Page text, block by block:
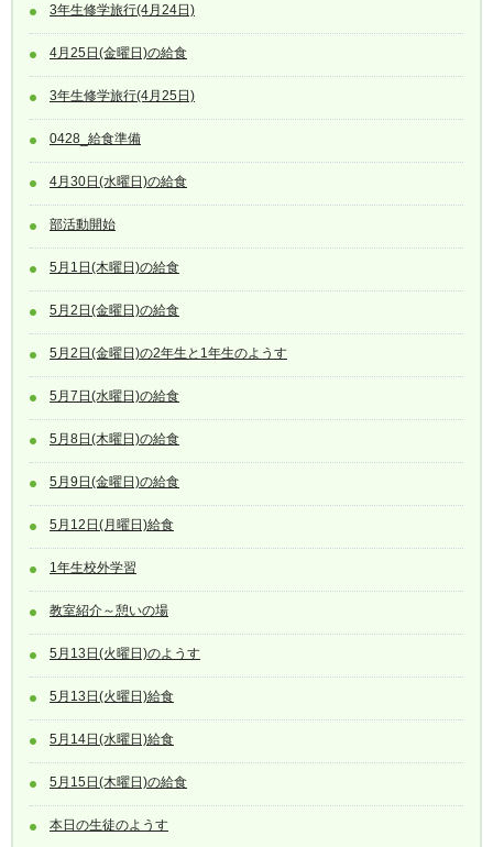
3年生修学旅行(4月24日)
4月25日(金曜日)の給食
3年生修学旅行(4月25日)
0428_給食準備
4月30日(水曜日)の給食
部活動開始
5月1日(木曜日)の給食
5月2日(金曜日)の給食
5月2日(金曜日)の2年生と1年生のようす
5月7日(水曜日)の給食
5月8日(木曜日)の給食
5月9日(金曜日)の給食
5月12日(月曜日)給食
1年生校外学習
教室紹介～憩いの場
5月13日(火曜日)のようす
5月13日(火曜日)給食
5月14日(水曜日)給食
5月15日(木曜日)の給食
本日の生徒のようす